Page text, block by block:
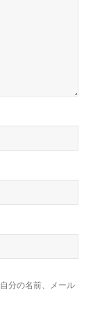
分の名前、メール